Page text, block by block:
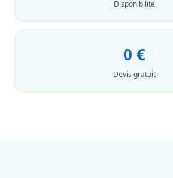
Disponibilité
0 €
Devis gratuit